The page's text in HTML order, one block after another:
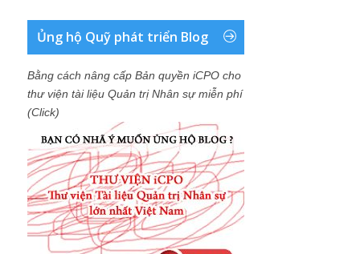
Ủng hộ Quỹ phát triển Blog
Bằng cách nâng cấp Bản quyền iCPO cho
thư viện tài liệu Quản trị Nhân sự miễn phí
(Click)